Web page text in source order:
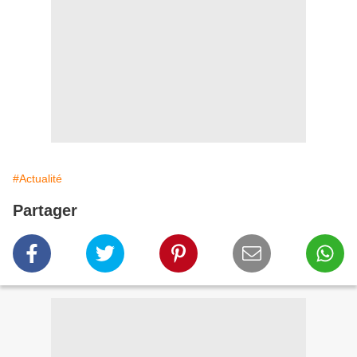
#Actualité
Partager